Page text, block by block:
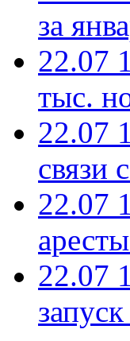
за
22.07
тыс.
22.07
связи
22.07
22.07